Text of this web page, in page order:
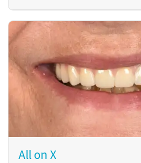
All on X